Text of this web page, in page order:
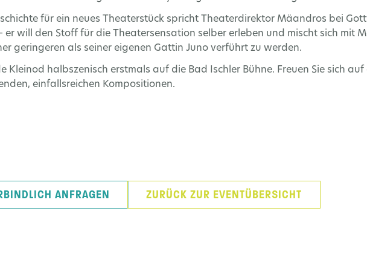
für ein neues Theaterstück spricht Theaterdirektor Mäandros bei
er will den Stoff für die Theatersensation selber erleben und mischt sich mit
geringeren als seiner eigenen Gattin Juno verführt zu werden.
Kleinod halbszenisch erstmals auf die Bad Ischler Bühne. Freuen Sie sich
einfallsreichen Kompositionen.
ANFRAGEN ZURÜCK ZUR EVENTÜBERSICHT